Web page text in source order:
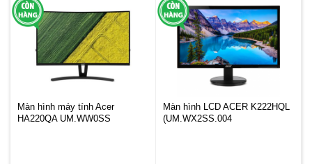
Màn hình máy tính Acer
HA220QA UM.WW0SS
Màn hình LCD ACER K222HQL
(UM.WX2SS.004